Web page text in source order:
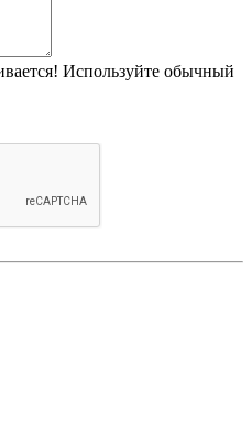
Используйте обычный